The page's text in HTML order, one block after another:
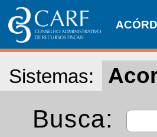
Sistemas:
Busca: